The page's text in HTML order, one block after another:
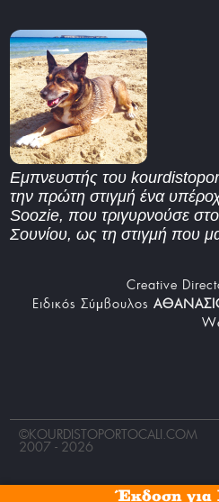
Έκδοση για
Εμπνευστής του
την πρώτη στιγμή ένα
Soozie, που τριγυρνούσε
Σουνίου, ως τη στιγμή που
Creative
Ειδικός Σύμβουλος
©KOURDISTOPORTOCALI.COM
2007 - 2026